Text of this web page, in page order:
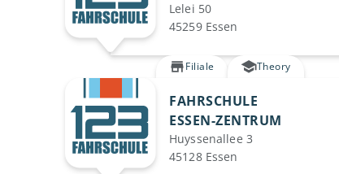
Lelei 50
45259 Essen
Filiale Theory
FAHRSCHULE
ESSEN-ZENTRUM
Huyssenallee 3
45128 Essen